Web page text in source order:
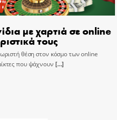
με χαρτιά σε online
τους
θέση στον κόσμο των online
που ψάχνουν […]